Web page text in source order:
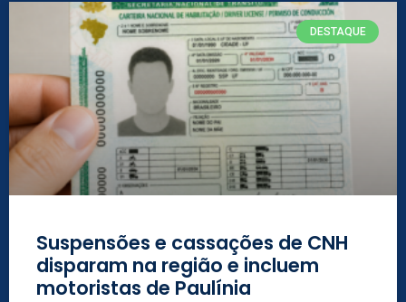
DESTAQUE
Suspensões e cassações de CNH
disparam na região e incluem
motoristas de Paulínia